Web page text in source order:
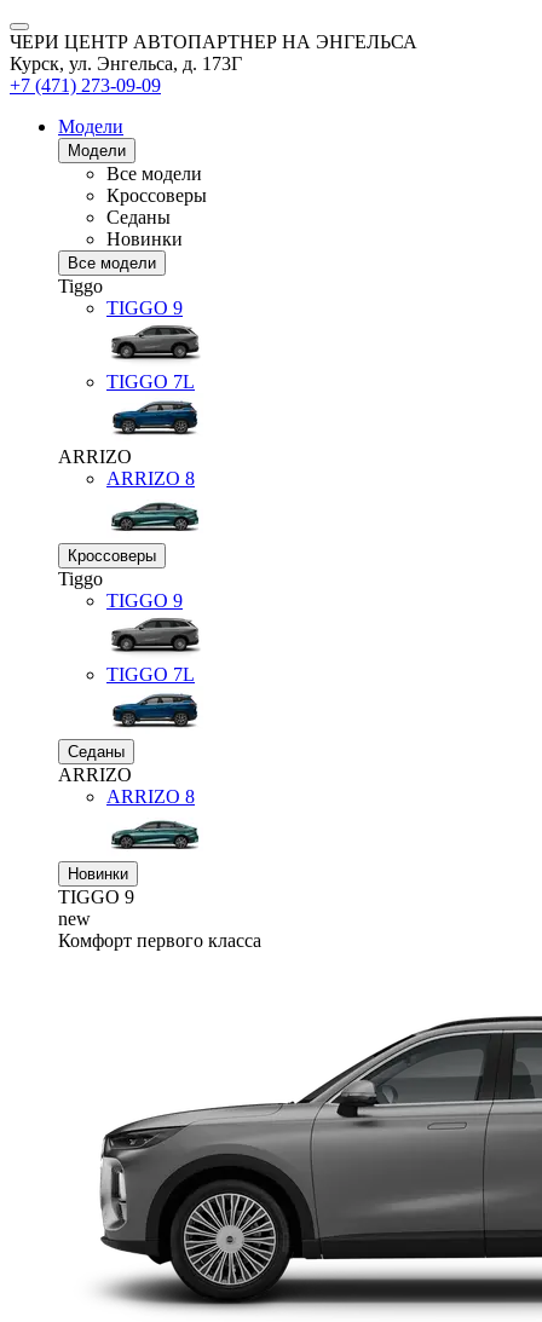
ЧЕРИ ЦЕНТР АВТОПАРТНЕР НА ЭНГЕЛЬСА
Курск, ул. Энгельса, д. 173Г
+7 (471) 273-09-09
Модели
Модели
Все модели
Кроссоверы
Седаны
Новинки
Все модели
Tiggo
TIGGO 9
TIGGO 7L
ARRIZO
ARRIZO 8
Кроссоверы
Tiggo
TIGGO 9
TIGGO 7L
Седаны
ARRIZO
ARRIZO 8
Новинки
TIGGO 9
new
Комфорт первого класса